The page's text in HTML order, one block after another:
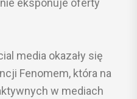
eksponuje oferty
media okazały się
Fenomem, która na
w mediach